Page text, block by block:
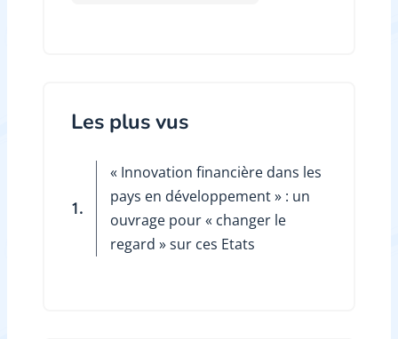
Les plus vus
1.
« Innovation financière dans les
pays en développement » : un
ouvrage pour « changer le
regard » sur ces Etats